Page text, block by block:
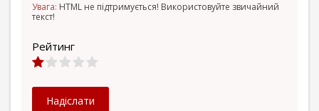
Увага: HTML не підтримується! Використовуйте звичайний
текст!
Рейтинг
Надіслати